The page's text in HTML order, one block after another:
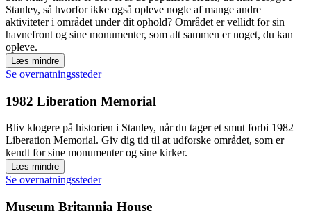
Stanley, så hvorfor ikke også opleve nogle af mange andre
aktiviteter i området under dit ophold? Området er vellidt for sin
havnefront og sine monumenter, som alt sammen er noget, du kan
opleve.
Læs mindre
Se overnatningssteder
1982 Liberation Memorial
Bliv klogere på historien i Stanley, når du tager et smut forbi 1982
Liberation Memorial. Giv dig tid til at udforske området, som er
kendt for sine monumenter og sine kirker.
Læs mindre
Se overnatningssteder
Museum Britannia House